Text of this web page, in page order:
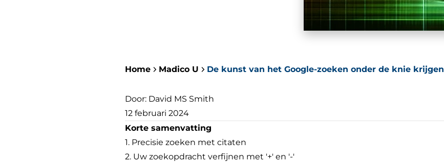
Home Madico U De kunst van het Google-zoeken onder de knie krijgen
Door: David MS Smith
12 februari 2024
Korte samenvatting
1. Precisie zoeken met citaten
2. Uw zoekopdracht verfijnen met '+' en '-'